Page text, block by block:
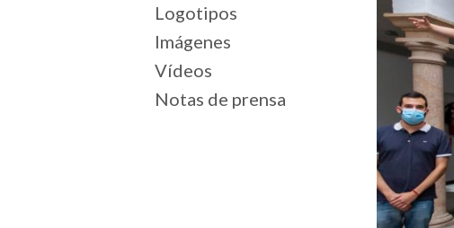
Logotipos
Imágenes
Vídeos
Notas de prensa